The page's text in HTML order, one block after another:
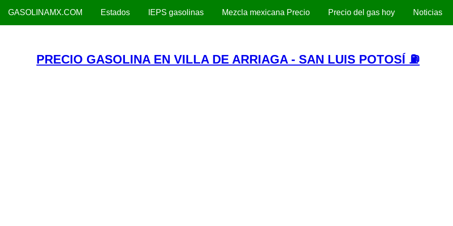
GASOLINAMX.COM Estados IEPS gasolinas Mezcla mexicana Precio Precio del gas hoy Noticias
PRECIO GASOLINA EN VILLA DE ARRIAGA - SAN LUIS POTOSÍ ⛽